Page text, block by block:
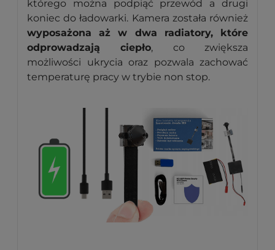
którego można podpiąć przewód a drugi
koniec do ładowarki. Kamera została również
wyposażona aż w dwa radiatory, które
odprowadzają ciepło, co zwiększa
możliwości ukrycia oraz pozwala zachować
temperaturę pracy w trybie non stop.